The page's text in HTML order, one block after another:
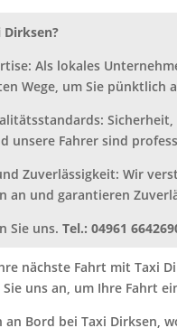
Dirksen?
Als lokales
Wege, um Sie pünktlich
unsere Fahrer sind
Zuverlässigkeit: Wir
an und garantieren
Sie uns.Tel.: 04961
nächste Fahrt mit Taxi
Sie uns an, um Ihre Fahrt
an Bord bei Taxi Dirksen,